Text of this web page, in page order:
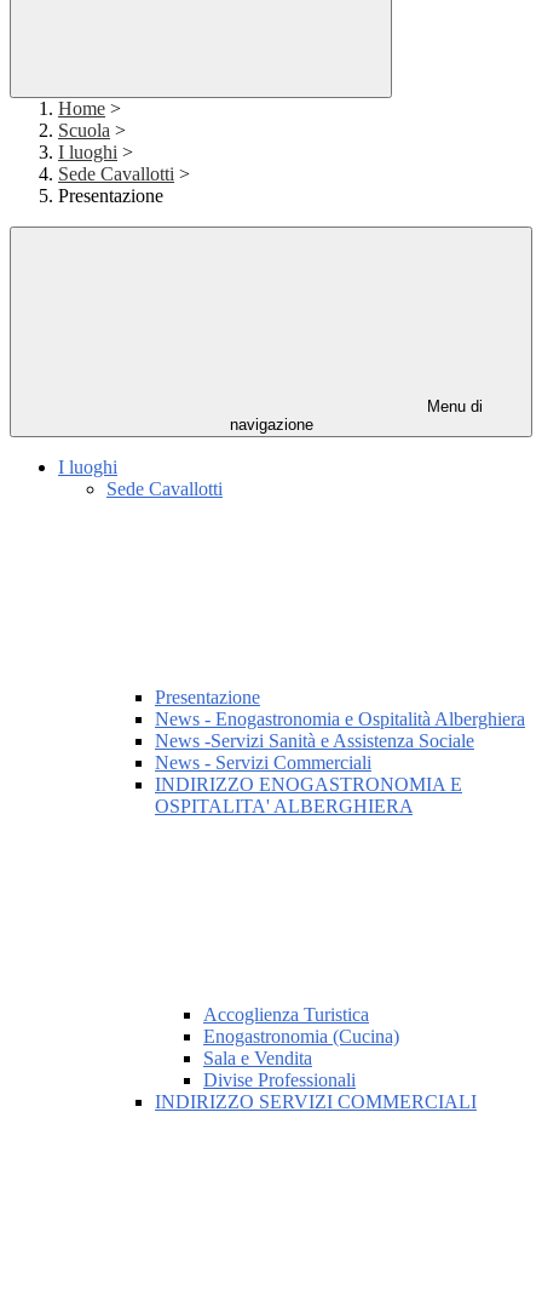
Home >
Scuola >
I luoghi >
Sede Cavallotti >
Presentazione
Menu di
navigazione
I luoghi
Sede Cavallotti
Presentazione
News - Enogastronomia e Ospitalità Alberghiera
News -Servizi Sanità e Assistenza Sociale
News - Servizi Commerciali
INDIRIZZO ENOGASTRONOMIA E
OSPITALITA' ALBERGHIERA
Accoglienza Turistica
Enogastronomia (Cucina)
Sala e Vendita
Divise Professionali
INDIRIZZO SERVIZI COMMERCIALI